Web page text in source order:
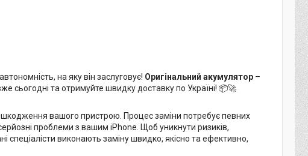
на яку він заслуговує! Оригінальний акумулятор –
сьогодні та отримуйте швидку доставку по Україні! 📦🚀
вашого пристрою. Процес заміни потребує певних
проблеми з вашим iPhone. Щоб уникнути ризиків,
спеціалісти виконають заміну швидко, якісно та ефективно,